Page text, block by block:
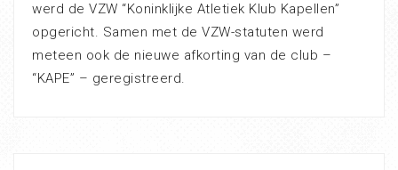
werd de VZW “Koninklijke Atletiek Klub Kapellen”
opgericht. Samen met de VZW-statuten werd
meteen ook de nieuwe afkorting van de club –
“KAPE” – geregistreerd.